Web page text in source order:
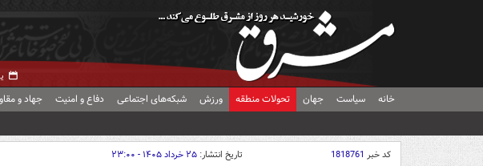
خانه سیاست جهان تحولات منطقه ورزش شبکه‌های اجتماعی دفاع و امنیت جهاد و
کد خبر 1818761 تاریخ انتشار: ۲۵ خرداد ۱۴۰۵ - ۲۳:۰۰